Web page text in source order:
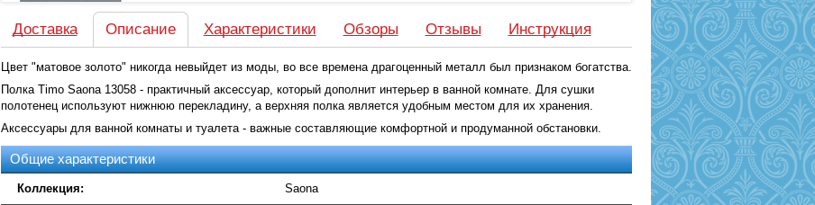
Доставка Описание Характеристики Обзоры Отзывы Инструкция
Цвет "матовое золото" никогда невыйдет из моды, во все времена драгоценный металл был признаком богатства.
Полка Timo Saona 13058 - практичный аксессуар, который дополнит интерьер в ванной комнате. Для сушки
полотенец используют нижнюю перекладину, а верхняя полка является удобным местом для их хранения.
Аксессуары для ванной комнаты и туалета - важные составляющие комфортной и продуманной обстановки.
Общие характеристики
Коллекция: Saona